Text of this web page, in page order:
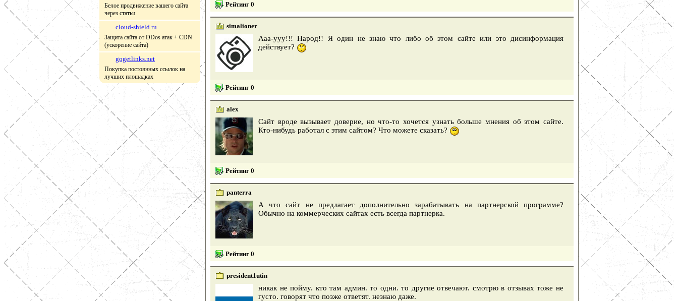
Белое продвижение вашего сайта
через статьи
cloud-shield.ru
Защита сайта от DDos атак + CDN
(ускорение сайта)
gogetlinks.net
Покупка постоянных ссылок на
лучших площадках
Рейтинг 0
simalioner
Ааа-ууу!!! Народ!! Я один не знаю что либо об этом сайте или это дисинформация
действует?
Рейтинг 0
alex
Сайт вроде вызывает доверие, но что-то хочется узнать больше мнения об этом сайте.
Кто-нибудь работал с этим сайтом? Что можете сказать?
Рейтинг 0
panterra
А что сайт не предлагает дополнительно зарабатывать на партнерской программе?
Обычно на коммерческих сайтах есть всегда партнерка.
Рейтинг 0
president1utin
никак не пойму. кто там админ. то одни. то другие отвечают. смотрю в отзывах тоже не
густо. говорят что позже ответят. незнаю даже.